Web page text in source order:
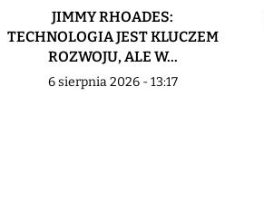
JIMMY RHOADES:
TECHNOLOGIA JEST KLUCZEM
ROZWOJU, ALE W...
6 sierpnia 2026 - 13:17